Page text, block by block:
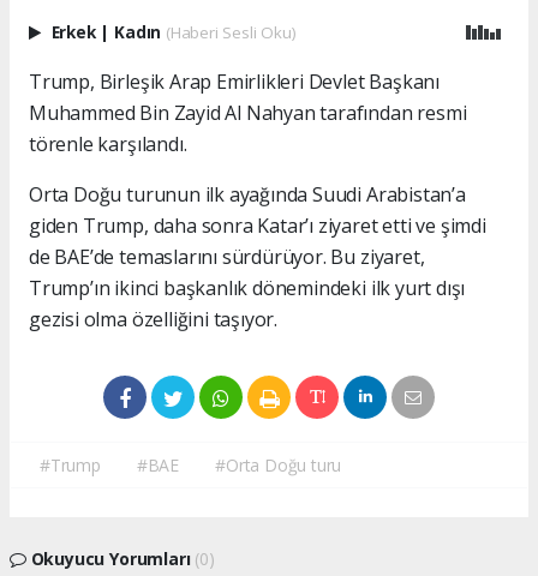
Erkek | Kadın (Haberi Sesli Oku)
Trump, Birleşik Arap Emirlikleri Devlet Başkanı
Muhammed Bin Zayid Al Nahyan tarafından resmi
törenle karşılandı.
Orta Doğu turunun ilk ayağında Suudi Arabistan’a
giden Trump, daha sonra Katar’ı ziyaret etti ve şimdi
de BAE’de temaslarını sürdürüyor. Bu ziyaret,
Trump’ın ikinci başkanlık dönemindeki ilk yurt dışı
gezisi olma özelliğini taşıyor.
#Trump #BAE #Orta Doğu turu
Okuyucu Yorumları (0)